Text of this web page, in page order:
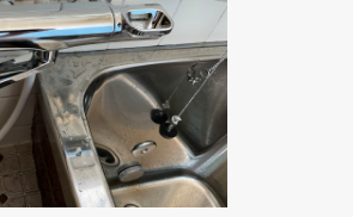
クリックでチラシのページにジャンプします
クリックでチラシのページにジャンプします